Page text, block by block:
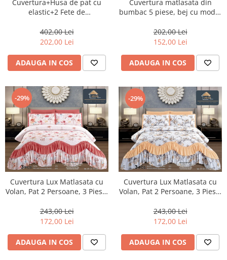
Cuvertura+Husa de pat cu
elastic+2 Fete de
402,00 Lei
202,00 Lei
ADAUGA IN COS
Cuvertura matlasata din
bumbac 5 piese, bej cu model
202,00 Lei
152,00 Lei
ADAUGA IN COS
-29%
Cuvertura Lux Matlasata cu
Volan, Pat 2 Persoane, 3 Piese,
243,00 Lei
172,00 Lei
ADAUGA IN COS
-29%
Cuvertura Lux Matlasata cu
Volan, Pat 2 Persoane, 3 Piese,
243,00 Lei
172,00 Lei
ADAUGA IN COS